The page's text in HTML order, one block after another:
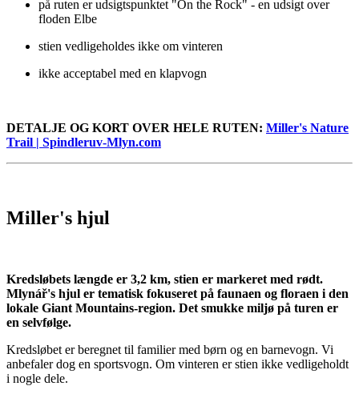
på ruten er udsigtspunktet "On the Rock" - en udsigt over
floden Elbe
stien vedligeholdes ikke om vinteren
ikke acceptabel med en klapvogn
DETALJE OG KORT OVER HELE RUTEN: Miller's Nature
Trail | Spindleruv-Mlyn.com
Miller's hjul
Kredsløbets længde er 3,2 km, stien er markeret med rødt.
Mlynář's hjul er tematisk fokuseret på faunaen og floraen i den
lokale Giant Mountains-region. Det smukke miljø på turen er
en selvfølge.
Kredsløbet er beregnet til familier med børn og en barnevogn. Vi
anbefaler dog en sportsvogn. Om vinteren er stien ikke vedligeholdt
i nogle dele.